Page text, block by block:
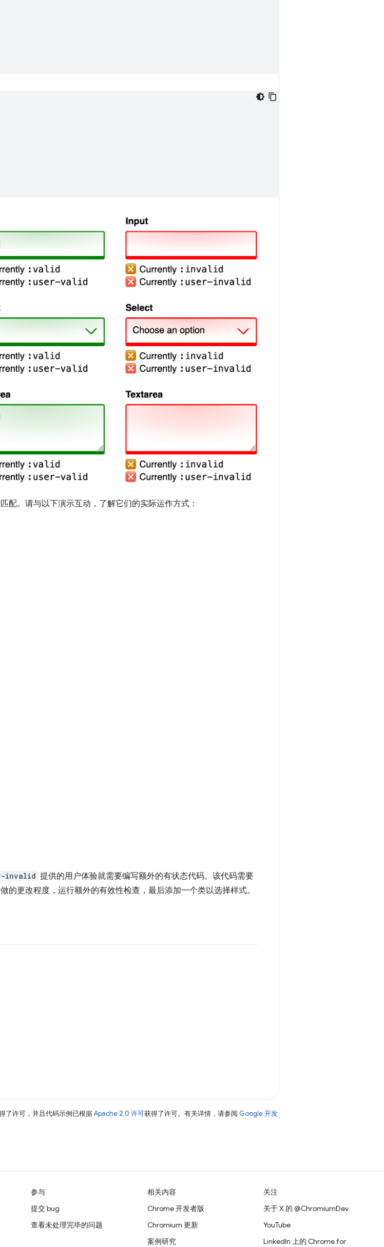
配。请与以下演示互动，了解它们的实际运作方式：
invalid 提供的用户体验就需要编写额外的有状态代码。该代码需要
的更改程度，运行额外的有效性检查，最后添加一个类以选择样式。
了许可，并且代码示例已根据Apache 2.0 许可获得了许可。有关详情，请参阅 Google 开发
参与
提交 bug
查看未处理完毕的问题
相关内容
Chrome 开发者版
Chromium 更新
案例研究
关注
关于 X 的 @ChromiumDev
YouTube
LinkedIn 上的 Chrome for